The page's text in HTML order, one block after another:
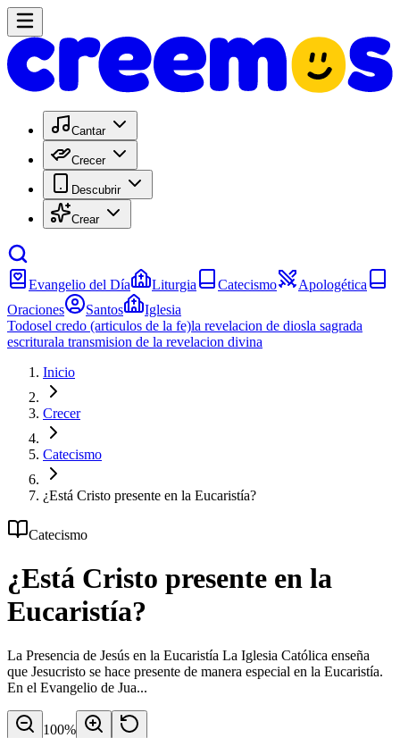
Cantar
Crecer
Descubrir
Crear
Evangelio del Día Liturgia Catecismo
Apologética
Oraciones
Santos
Iglesia
Todosel credo (articulos de la fe)la revelacion de diosla sagrada
escriturala transmision de la revelacion divina
Inicio
Crecer
Catecismo
¿Está Cristo presente en la Eucaristía?
Catecismo
¿Está Cristo presente en la
Eucaristía?
La Presencia de Jesús en la Eucaristía La Iglesia Católica enseña
que Jesucristo se hace presente de manera especial en la Eucaristía.
En el Evangelio de Jua...
100%